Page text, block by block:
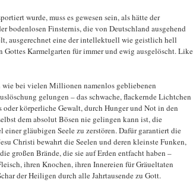
wurde, muss es gewesen sein, als hätte der
bodenlosen Finsternis, die von Deutschland ausgehend
ausgerechnet eine der intellektuell wie geistlich hell
Gottes Karmelgarten für immer und ewig ausgelöscht. Like
bei vielen Millionen namenlos gebliebenen
gelungen – das schwache, flackernde Lichtchen
oder körperliche Gewalt, durch Hunger und Not in den
dem absolut Bösen nie gelingen kann ist, die
gläubigen Seele zu zerstören. Dafür garantiert die
Christi bewahrt die Seelen und deren kleinste Funken,
großen Brände, die sie auf Erden entfacht haben –
ihren Knochen, ihren Innereien für Gräueltaten
der Heiligen durch alle Jahrtausende zu Gott.